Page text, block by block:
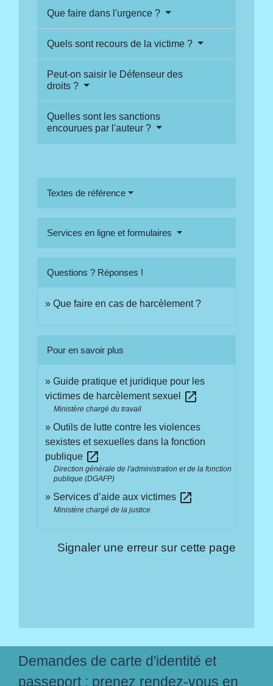
Que faire dans l'urgence ?
Quels sont recours de la victime ?
Peut-on saisir le Défenseur des
droits ?
Quelles sont les sanctions
encourues par l'auteur ?
Textes de référence
Services en ligne et formulaires
Questions ? Réponses !
Que faire en cas de harcèlement ?
Pour en savoir plus
Guide pratique et juridique pour les
victimes de harcèlement sexuel
open_in_new
Ministère chargé du travail
Outils de lutte contre les violences
sexistes et sexuelles dans la fonction
publique open_in_new
Direction générale de l'administration et de la fonction
publique (DGAFP)
Services d’aide aux victimes open_in_new
Ministère chargé de la justice
Signaler une erreur sur cette page
Demandes de carte d'identité et
passeport : prenez rendez-vous en